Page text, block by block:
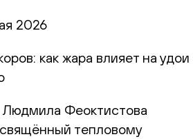
2026
как жара влияет на удои
Феоктистова
тепловому